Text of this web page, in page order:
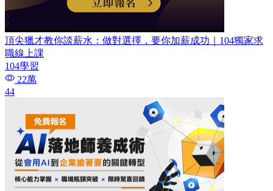
頂尖獵才教你談薪水：做對選擇，要你加薪成功｜104獨家求
職線上課
104學習
22萬
44